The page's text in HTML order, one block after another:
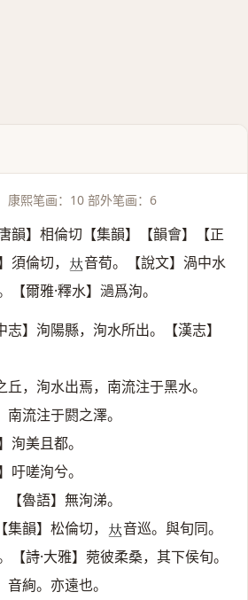
康熙笔画：10 部外笔画：6
唐韻】相倫切【集韻】【韻會】【正
須倫切， 𠀤音荀。【說文】渦中水
【爾雅·釋水】濄爲洵。
】洵陽縣，洵水所出。【漢志】
，洵水出焉，南流注于黑水。
流注于閼之澤。
洵美且都。
吁嗟洵兮。
魯語】無洵涕。
韻】松倫切， 𠀤音巡。與旬同。
【詩·大雅】菀彼柔桑，其下侯旬。
絢。亦遠也。